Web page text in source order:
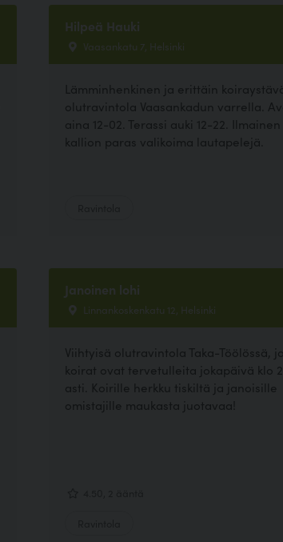
Hilpeä Hauki
Vaasankatu 7, Helsinki
Lämminhenkinen ja erittäin
olutravintola Vaasankadun varrella.
aina 12-02. Terassi auki 12-22.
kallion paras valikoima lautapelejä.
Janoinen lohi
Linnankoskenkatu 12, Helsinki
Viihtyisä olutravintola Taka-Töölössä,
koirat ovat tervetulleita jokapäivä klo
asti. Koirille herkku tiskiltä ja janoisille
omistajille maukasta juotavaa!